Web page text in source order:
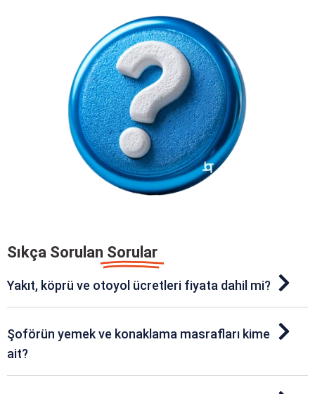
Sıkça Sorulan Sorular
Yakıt, köprü ve otoyol ücretleri fiyata dahil mi?
Şoförün yemek ve konaklama masrafları kime
ait?